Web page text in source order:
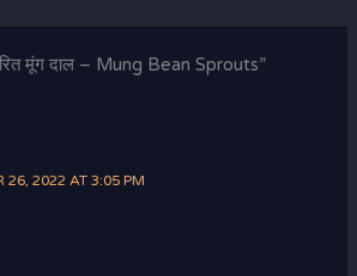
मूंग दाल – Mung Bean Sprouts”
26, 2022 AT 3:05 PM